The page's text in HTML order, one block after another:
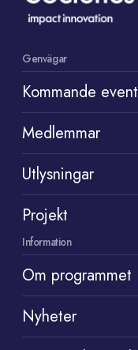
Genvägar
Kommande event
Medlemmar
Utlysningar
Projekt
Information
Om programmet
Nyheter